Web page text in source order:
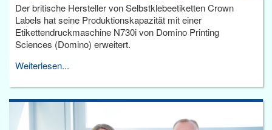
Der britische Hersteller von Selbstklebeetiketten Crown
Labels hat seine Produktionskapazität mit einer
Etikettendruckmaschine N730i von Domino Printing
Sciences (Domino) erweitert.
Weiterlesen...